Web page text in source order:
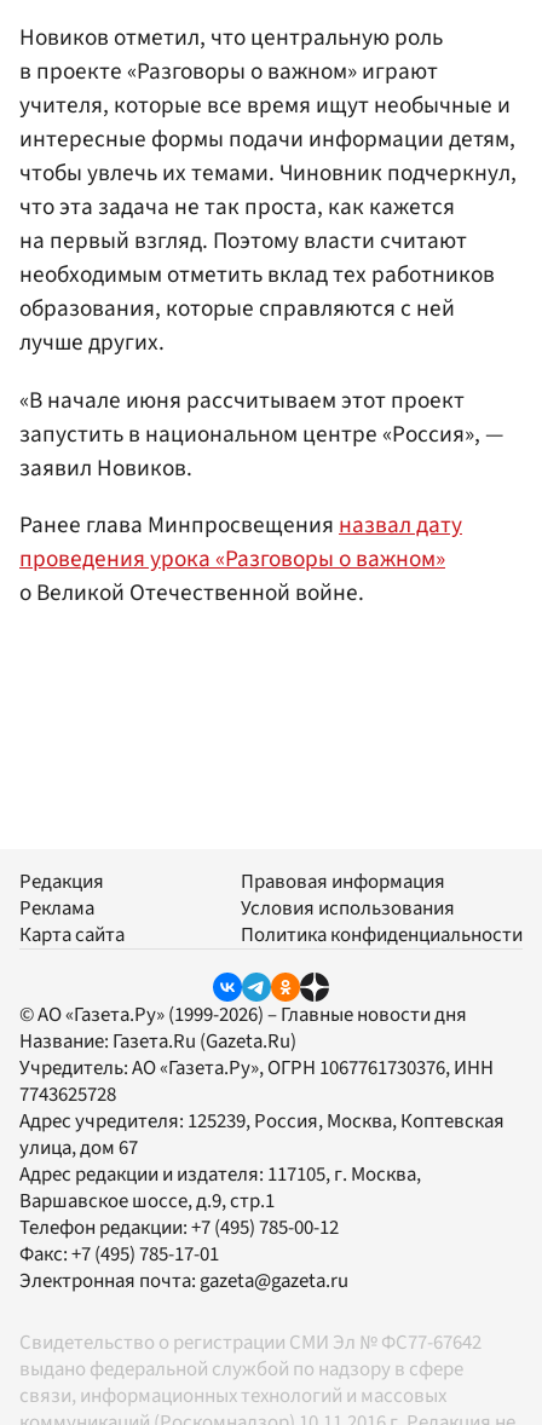
Новиков отметил, что центральную роль
в проекте «Разговоры о важном» играют
учителя, которые все время ищут необычные и
интересные формы подачи информации детям,
чтобы увлечь их темами. Чиновник подчеркнул,
что эта задача не так проста, как кажется
на первый взгляд. Поэтому власти считают
необходимым отметить вклад тех работников
образования, которые справляются с ней
лучше других.
«В начале июня рассчитываем этот проект
запустить в национальном центре «Россия», —
заявил Новиков.
Ранее глава Минпросвещенияназвал дату
проведения урока «Разговоры о важном»
о Великой Отечественной войне.
Редакция
Реклама
Карта сайта
Правовая информация
Условия использования
Политика конфиденциальности
© АО «Газета.Ру» (1999-2026) – Главные новости дня
Название: Газета.Ru (Gazeta.Ru)
Учредитель:АО «Газета.Ру», ОГРН 1067761730376, ИНН
7743625728
Адрес учредителя: 125239, Россия, Москва, Коптевская
улица, дом 67
Адрес редакции и издателя: 117105, г. Москва,
Варшавское шоссе, д.9, стр.1
Телефон редакции:+7 (495) 785-00-12
Факс:+7 (495) 785-17-01
Электронная почта:gazeta@gazeta.ru
Свидетельство о регистрации СМИ Эл № ФС77-67642
выдано федеральной службой по надзору в сфере
связи, информационных технологий и массовых